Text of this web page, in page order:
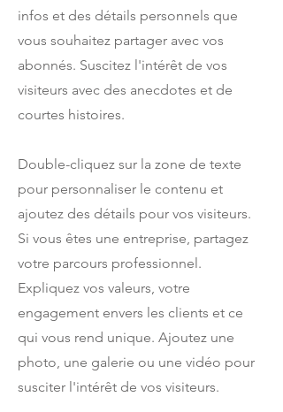
infos et des détails personnels que
vous souhaitez partager avec vos
abonnés. Suscitez l'intérêt de vos
visiteurs avec des anecdotes et de
courtes histoires. ​
Double-cliquez sur la zone de texte
pour personnaliser le contenu et
ajoutez des détails pour vos visiteurs.
Si vous êtes une entreprise, partagez
votre parcours professionnel.
Expliquez vos valeurs, votre
engagement envers les clients et ce
qui vous rend unique. Ajoutez une
photo, une galerie ou une vidéo pour
susciter l'intérêt de vos visiteurs.